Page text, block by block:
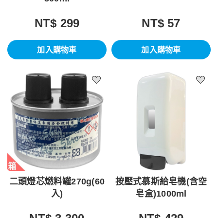
NT$ 299
加入購物車
NT$ 57
加入購物車
二頭燈芯燃料罐270g(60
入)
按壓式慕斯給皂機(含空
皂盒)1000ml